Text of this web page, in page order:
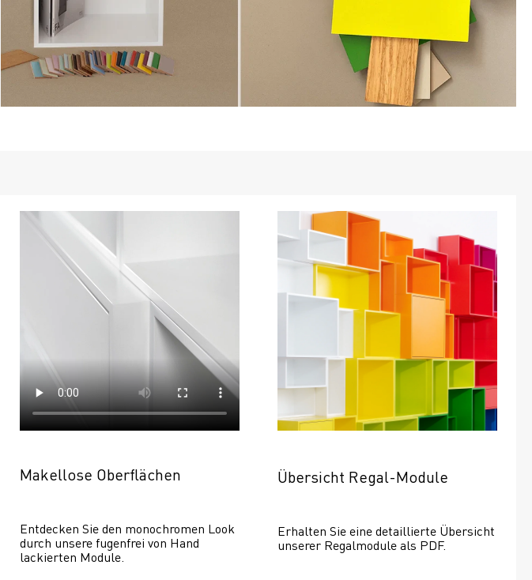
Makellose Oberflächen
Entdecken Sie den monochromen Look
durch unsere fugenfrei von Hand
lackierten Module.
Übersicht Regal-Module
Erhalten Sie eine detaillierte Übersicht
unserer Regalmodule als PDF.